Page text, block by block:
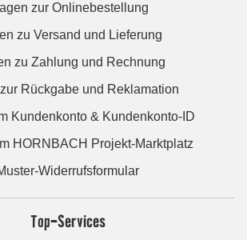
zur Onlinebestellung
zu Versand und Lieferung
zu Zahlung und Rechnung
Rückgabe und Reklamation
Kundenkonto & Kundenkonto-ID
HORNBACH Projekt-Marktplatz
Widerrufsformular
Top-Services